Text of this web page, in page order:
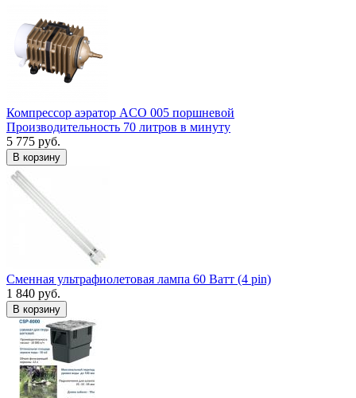
Компрессор аэратор ACO 005 поршневой
Производительность 70 литров в минуту
5 775 руб.
В корзину
Сменная ультрафиолетовая лампа 60 Ватт (4 pin)
1 840 руб.
В корзину